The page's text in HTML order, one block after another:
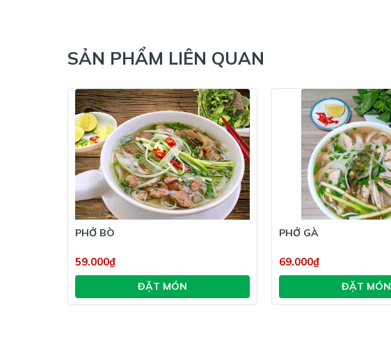
SẢN PHẨM LIÊN QUAN
PHỞ BÒ
59.000₫
ĐẶT MÓN
PHỞ GÀ
69.000₫
ĐẶT MÓN